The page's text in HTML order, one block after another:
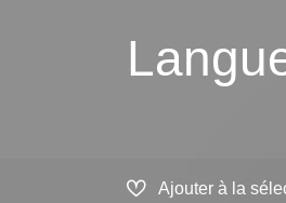
Ajouter à la